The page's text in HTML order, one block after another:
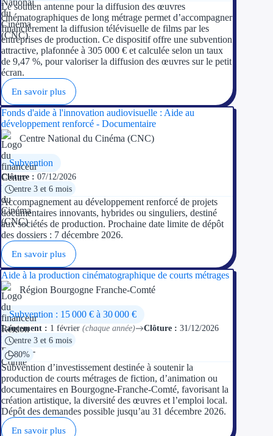
Le soutien antenne pour la diffusion des œuvres
cinématographiques de long métrage permet d’accompagner
financièrement la diffusion télévisuelle de films par les
entreprises de production. Ce dispositif offre une subvention
attractive, plafonnée à 305 000 € et calculée selon un taux
de 9,47 %, pour valoriser la diffusion des œuvres sur le petit
écran.
En savoir plus
Fonds d'aide à l'innovation audiovisuelle : Aide au
développement renforcé - Documentaire
Centre National du Cinéma (CNC)
Subvention
Clôture : 07/12/2026
entre 3 et 6 mois
Accompagnement au développement renforcé de projets
documentaires innovants, hybrides ou singuliers, destiné
aux sociétés de production. Prochaine date limite de dépôt
des dossiers : 7 décembre 2026.
En savoir plus
Aide à la production cinématographique de courts métrages
Région Bourgogne Franche-Comté
Subvention : 15 000 € à 30 000 €
Lancement : 1 février (chaque année) Clôture : 31/12/2026
entre 3 et 6 mois
80%
Subvention d’investissement destinée à soutenir la
production de courts métrages de fiction, d’animation ou
documentaires en Bourgogne-Franche-Comté, favorisant la
création artistique, la diversité des œuvres et l’emploi local.
Dépôt des demandes possible jusqu’au 31 décembre 2026.
En savoir plus